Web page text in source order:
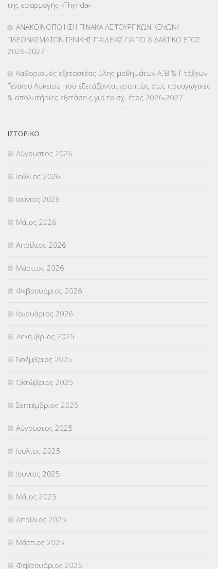
ΜΕΤΑΘΕΣΕΙΣ-ΤΟΠΟΘΕΤΗΣΕΙΣ ΒΕΛΤΙΩΣΕΙΣ(319)
ΜΕΤΑΦΟΡΑ ΜΑΘΗΤΩΝ(3)
ΟΙΚΟΝΟΜΙΚΑ ΘΕΜΑΤΑ
Π.Ε.Κ. ΗΡΑΚΛΕΙΟΥ
ΠΑΝΕΛΛΑΔΙΚΕΣ ΕΞΕΤΑΣΕΙΣ
ΠΡΟΚΗΡΥΞΕΙΣ
ΣΕΜΙΝΑΡΙΑ – ΗΜΕΡΙΔΕΣ
ΣΕΠ(50)
ΣΤΕΛΕΧΗ (360)
ΣΥΜΒΟΥΛΕΥΤΙΚΟΣ ΣΤΑΘΜΟΣ ΝΕΩΝ
ΣΥΝΤΑΞΕΙΣ(12)
ΣΧΟΛΙΚΟΙ ΣΥΜΒΟΥΛΟΙ
ΥΠΕΡΑΡΙΘΜΟΙ(1)
ΥΠΟΤΡΟΦΙΕΣ(28)
ΦΥΣΙΚΗ ΑΓΩΓΗ(692)
Χωρίς κατηγορία
της εφαρμογής «Thyrida»
ΑΝΑΚΟΙΝΟΠΟΙΗΣΗ ΠΙΝΑΚΑ ΛΕΙΤΟΥΡΓΙΚΩΝ ΚΕΝΩΝ/
ΠΛΕΟΝΑΣΜΑΤΩΝ ΓΕΝΙΚΗΣ ΠΑΙΔΕΙΑΣ ΓΙΑ ΤΟ ΔΙΔΑΚΤΙΚΟ ΕΤΟΣ
2026-2027
Καθορισμός εξεταστέας ύλης μαθημάτων Α΄, Β΄ & Γ΄ τάξεων
Γενικού Λυκείου που εξετάζονται γραπτώς στις προαγωγικές
& απολυτήριες εξετάσεις για το σχ. έτος 2026-2027
ΙΣΤΟΡΙΚΌ
Αύγουστος 2026
Ιούλιος 2026
Ιούνιος 2026
Μάιος 2026
Απρίλιος 2026
Μάρτιος 2026
Φεβρουάριος 2026
Ιανουάριος 2026
Δεκέμβριος 2025
Νοέμβριος 2025
Οκτώβριος 2025
Σεπτέμβριος 2025
Αύγουστος 2025
Ιούλιος 2025
Ιούνιος 2025
Μάιος 2025
Απρίλιος 2025
Μάρτιος 2025
Φεβρουάριος 2025